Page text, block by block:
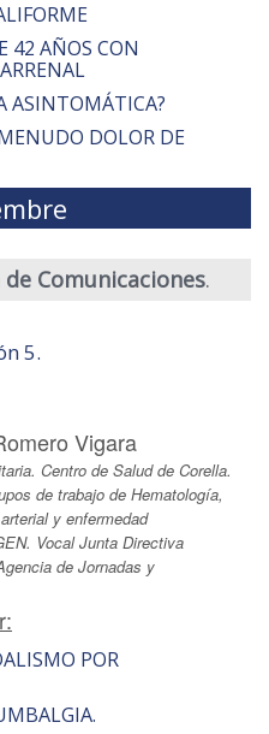
42 AÑOS CON
ASINTOMÁTICA?
DOLOR DE
de Comunicaciones.
5.
Vigara
Centro de Salud de Corella.
de trabajo de Hematología,
y enfermedad
Vocal Junta Directiva
de Jornadas y
POR